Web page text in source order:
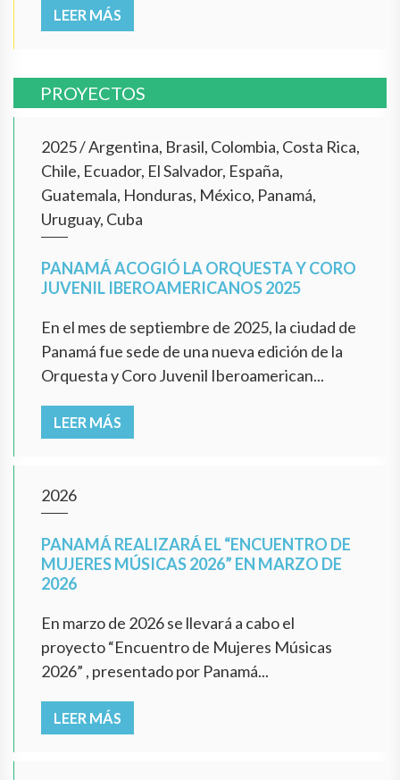
LEER MÁS
PROYECTOS
2025/Argentina, Brasil, Colombia, Costa Rica,
Chile, Ecuador, El Salvador, España,
Guatemala, Honduras, México, Panamá,
Uruguay, Cuba
PANAMÁ ACOGIÓ LA ORQUESTA Y CORO
JUVENIL IBEROAMERICANOS 2025
En el mes de septiembre de 2025, la ciudad de
Panamá fue sede de una nueva edición de la
Orquesta y Coro Juvenil Iberoamerican...
LEER MÁS
2026
PANAMÁ REALIZARÁ EL “ENCUENTRO DE
MUJERES MÚSICAS 2026” EN MARZO DE
2026
En marzo de 2026 se llevará a cabo el
proyecto “Encuentro de Mujeres Músicas
2026” , presentado por Panamá...
LEER MÁS